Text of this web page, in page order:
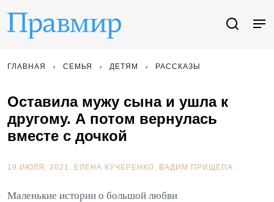
ГЛАВНАЯ СЕМЬЯ ДЕТЯМ РАССКАЗЫ
Оставила мужу сына и ушла к
другому. А потом вернулась
вместе с дочкой
19 ИЮЛЯ, 2021. ЕЛЕНА КУЧЕРЕНКО ВАДИМ ПРИЩЕПА
Маленькие истории о большой любви